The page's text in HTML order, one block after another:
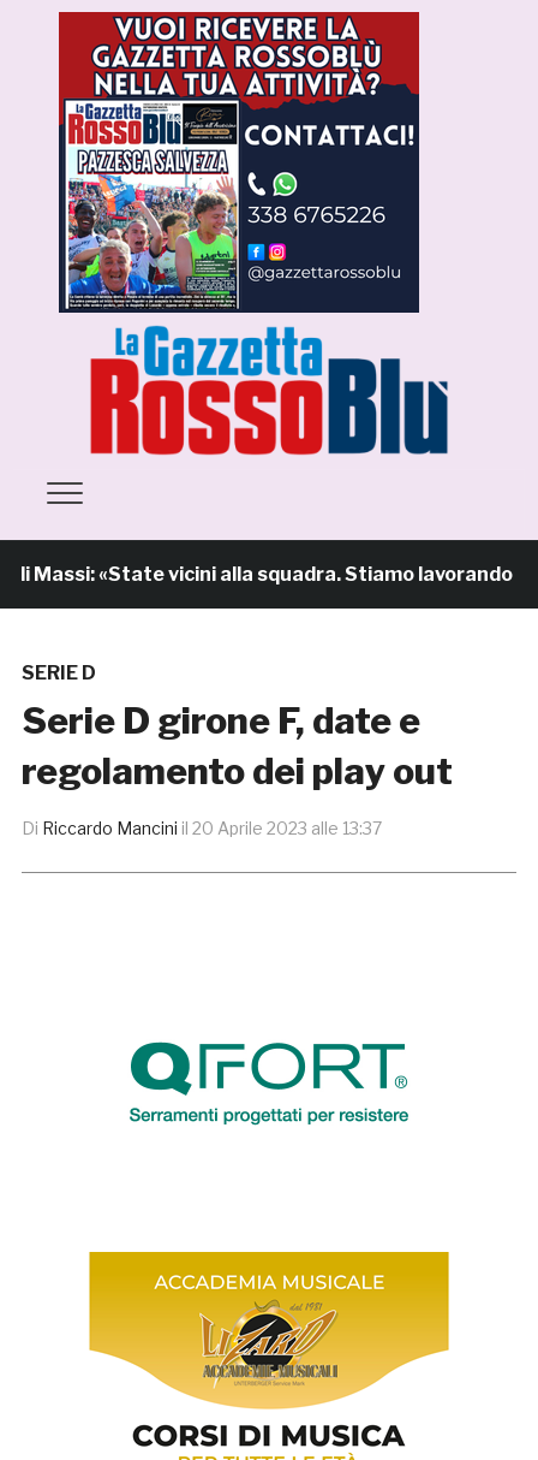
«State vicini alla squadra. Stiamo lavorando per
SERIE D
Serie D girone F, date e
regolamento dei play out
Di Riccardo Mancini il 20 Aprile 2023 alle 13:37